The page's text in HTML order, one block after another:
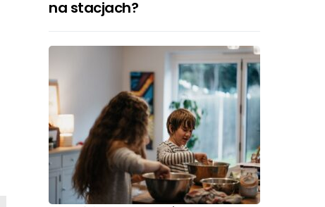
na stacjach?